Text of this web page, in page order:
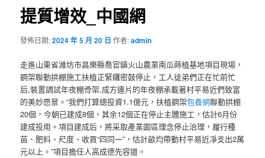
提質增效_中國網
發佈日期:2024 年 5 月 20 日 作者:admin
走進山東省濰坊市昌樂縣喬官鎮火山農業南瓜蒔植基地項目現場，
鋼架聯動拱棚施工扶植正緊鑼密鼓停止，工人徒弟們正在忙前忙
后,裝置調試年夜棚骨架,成方連片的年夜棚承載著村平易近們致富
的美妙愿景。“我們打算總投資1.1億元，扶植鋼架包養網聯動拱棚
20個，今朝已建成8個，其余12個正在停止主體施工，估計6月份
建成投用。項目建成后，將采取產業園區理念停止治理，履行種
苗、肥料、尺度、收買“四同一”，估計畝均帶動村平易近凈支出2萬
元以上。”項目擔任人高成德先容道。